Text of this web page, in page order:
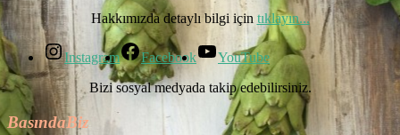
Hakkımızda detaylı bilgi için tıklayın...
Instagram Facebook
YouTube
Bizi sosyal medyada takip edebilirsiniz.
BasındaBiz